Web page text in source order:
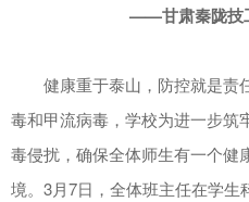
——甘肃秦陇技
健康重于泰山，防控就是责
毒和甲流病毒，学校为进一步筑
毒侵扰，确保全体师生有一个健
境。3月7日，全体班主任在学